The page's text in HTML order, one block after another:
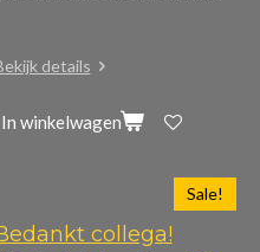
details
In winkelwagen
Sale!
collega!